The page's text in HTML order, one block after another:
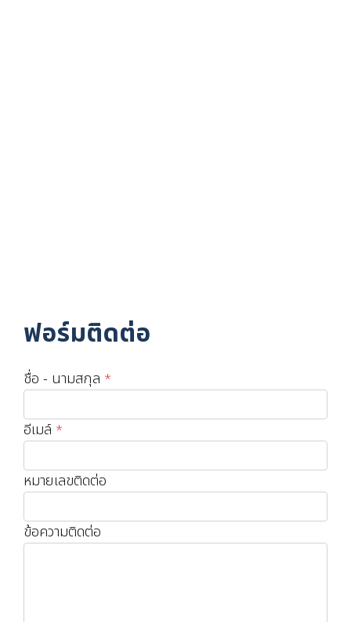
ฟอร์มติดต่อ
ชื่อ - นามสกุล *
อีเมล์ *
หมายเลขติดต่อ
ข้อความติดต่อ